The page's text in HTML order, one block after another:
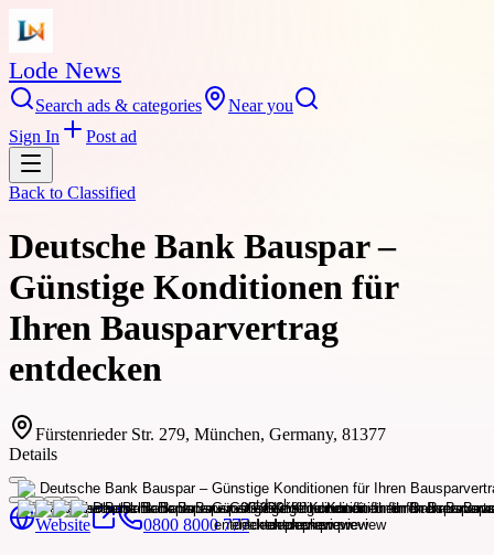
Lode News
Search ads & categories
Near you
Sign In
Post ad
Back to Classified
Deutsche Bank Bauspar –
Günstige Konditionen für
Ihren Bausparvertrag
entdecken
Fürstenrieder Str. 279, München, Germany, 81377
Details
Website 0800 8000 777